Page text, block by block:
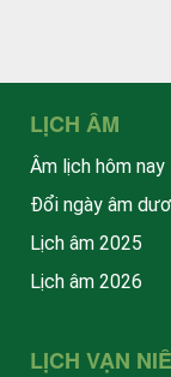
LỊCH ÂM
Âm lịch hôm nay
Đổi ngày âm
Lịch âm 2025
Lịch âm 2026
LỊCH VẠN